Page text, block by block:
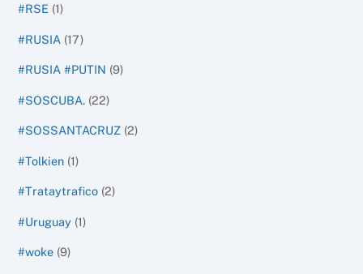
#RSE (1)
#RUSIA (17)
#RUSIA #PUTIN (9)
#SOSCUBA. (22)
#SOSSANTACRUZ (2)
#Tolkien (1)
#Trataytrafico (2)
#Uruguay (1)
#woke (9)